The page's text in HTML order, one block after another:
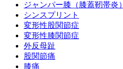
ジャンパー膝（膝蓋靭帯炎）
シンスプリント
変形性股関節症
変形性膝関節症
外反母趾
股関節痛
膝痛